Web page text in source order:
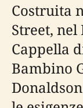
Costruita
Street,
Cappella
Bambino